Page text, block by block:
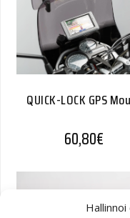
QUICK-LOCK GPS
60,80€